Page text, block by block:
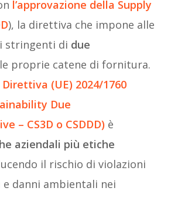
l’approvazione della Supply
), la direttiva che impone alle
stringenti di due
proprie catene di fornitura.
Direttiva (UE) 2024/1760
Due
– CS3D o CSDDD) è
aziendali più etiche
il rischio di violazioni
danni ambientali nei